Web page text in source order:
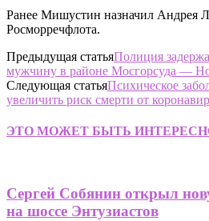
Ранее Мишустин назначил Андрея
Росморречфлота.
Предыдущая статьяПолиция
мужчину в районе Мосгорсуда —
Следующая статьяПсихическое
увеличить риск смерти от
ЭТО МОЖЕТ БЫТЬ
Сергей Собянин открыл
на шоссе Энтузиастов